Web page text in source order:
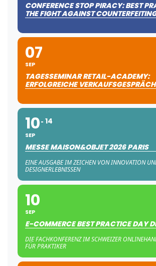
CONFERENCE STOP PIRACY: BEST
THE FIGHT AGAINST
07
SEP
TAGESSEMINAR RETAIL-ACADEMY:
ERFOLGREICHE
10
SEP
14
MESSE MAISON&OBJET 2026 PARIS
EINE AUSGABE IM ZEICHEN VON INNOVATION
DESIGNERLEBNISSEN
10
SEP
E-COMMERCE BEST PRACTICE DAY
DIE FACHKONFERENZ IM SCHWEIZER
FÜR PRAKTIKER